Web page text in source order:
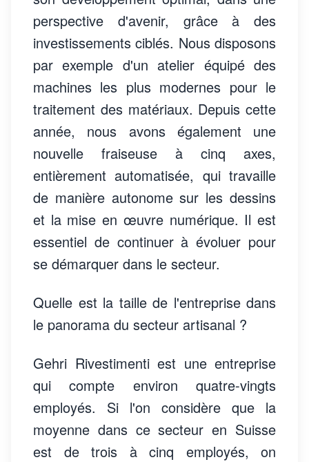
perspective d'avenir, grâce à des
investissements ciblés. Nous disposons
par exemple d'un atelier équipé des
machines les plus modernes pour le
traitement des matériaux. Depuis cette
année, nous avons également une
nouvelle fraiseuse à cinq axes,
entièrement automatisée, qui travaille
de manière autonome sur les dessins
et la mise en œuvre numérique. Il est
essentiel de continuer à évoluer pour
se démarquer dans le secteur.
Quelle est la taille de l'entreprise dans
le panorama du secteur artisanal ?
Gehri Rivestimenti est une entreprise
qui compte environ quatre-vingts
employés. Si l'on considère que la
moyenne dans ce secteur en Suisse
est de trois à cinq employés, on